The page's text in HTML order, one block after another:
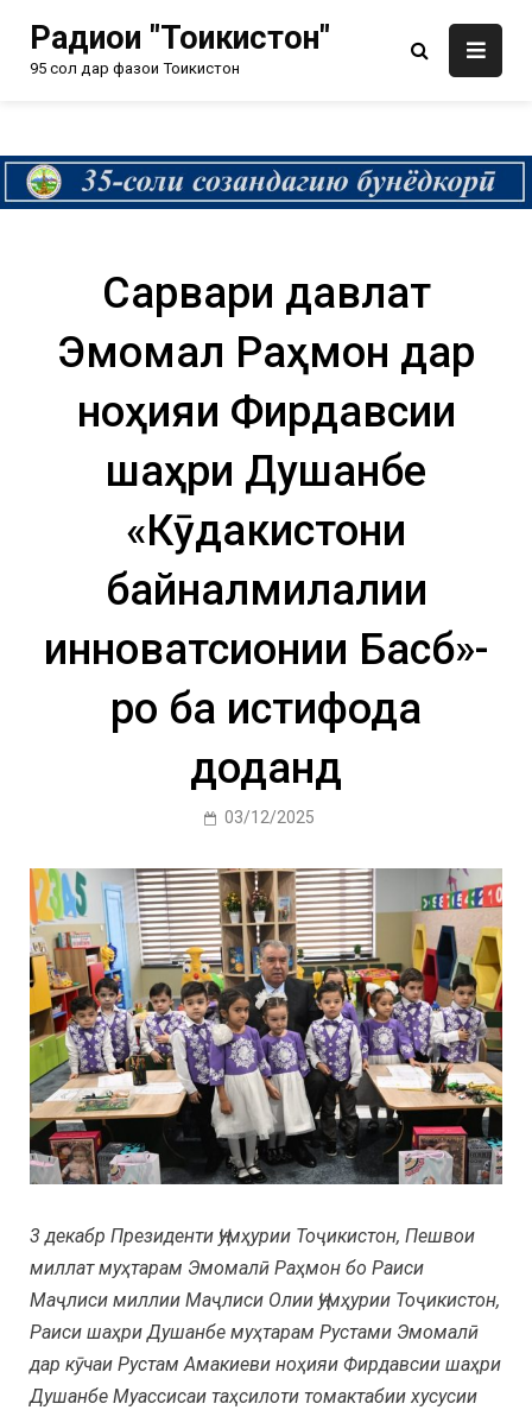
Радиои "Тоҷикистон"
95 сол дар фазои Тоҷикистон
Сарвари давлат
Эмомалӣ Раҳмон дар
ноҳияи Фирдавсии
шаҳри Душанбе
«Кӯдакистони
байналмилалии
инноватсионии Басбӣ»-
ро ба истифода
доданд
03/12/2025
3 декабр Президенти Ҷумҳурии Тоҷикистон, Пешвои
миллат муҳтарам Эмомалӣ Раҳмон бо Раиси
Маҷлиси миллии Маҷлиси Олии Ҷумҳурии Тоҷикистон,
Раиси шаҳри Душанбе муҳтарам Рустами Эмомалӣ
дар кӯчаи Рустам Амакиеви ноҳияи Фирдавсии шаҳри
Душанбе Муассисаи таҳсилоти томактабии хусусии